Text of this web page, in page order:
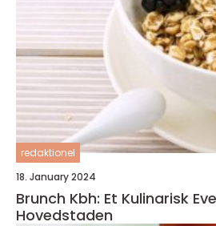
redaktionel
18. January 2024
Brunch Kbh: Et Kulinarisk
Hovedstaden